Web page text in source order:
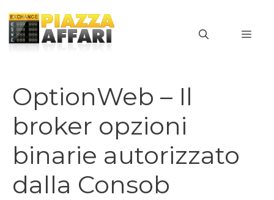
contenuto
OptionWeb – Il
broker opzioni
binarie autorizzato
dalla Consob